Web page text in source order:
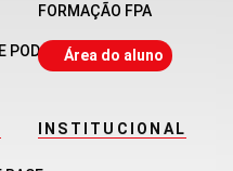
PODCASTS
FORMAÇÃO FPA
Área do aluno
INSTITUCIONAL